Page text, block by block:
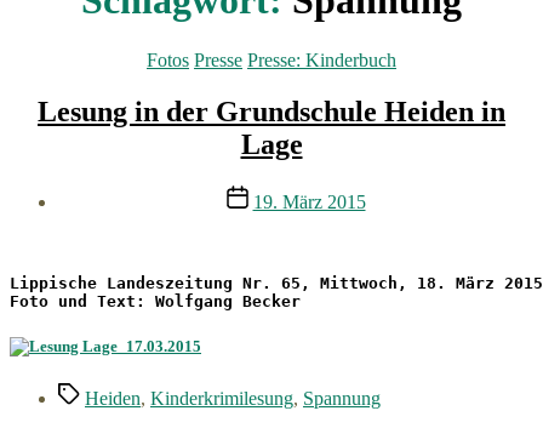
Kategorien
Fotos Presse Presse: Kinderbuch
Lesung in der Grundschule Heiden in
Lage
Veröffentlichungsdatum
19. März 2015
Foto und Text: Wolfgang Becker
Schlagwörter
Heiden, Kinderkrimilesung, Spannung